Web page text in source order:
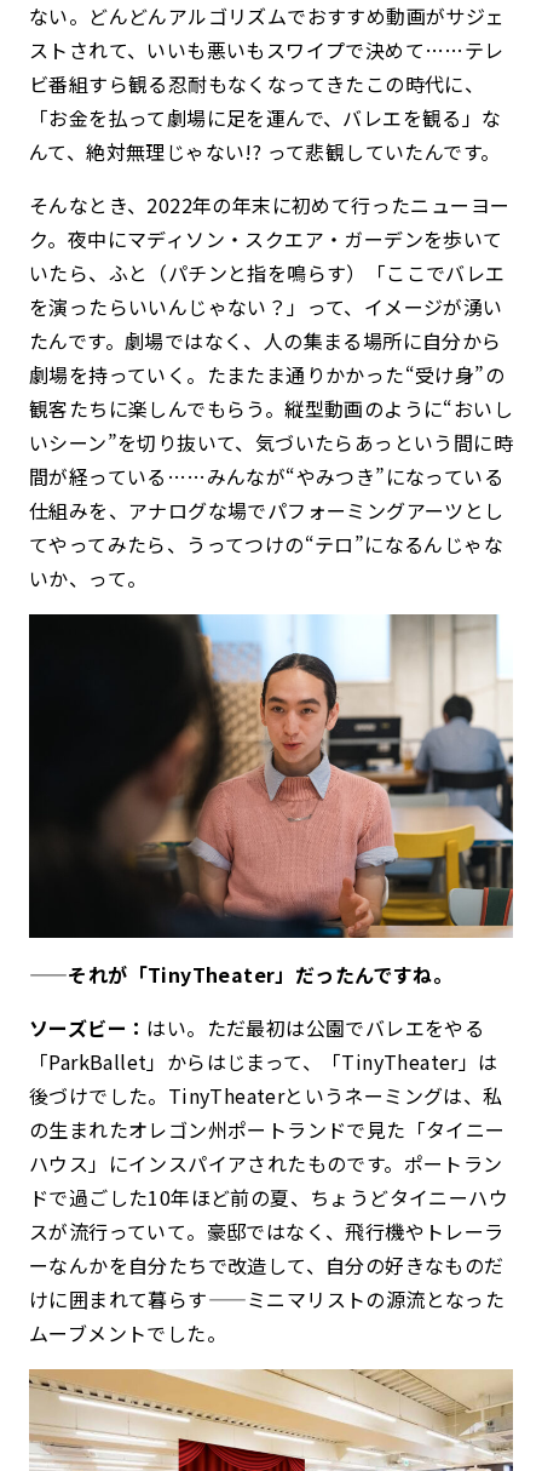
ない。どんどんアルゴリズムでおすすめ動画がサジェ
ストされて、いいも悪いもスワイプで決めて……テレ
ビ番組すら観る忍耐もなくなってきたこの時代に、
「お金を払って劇場に足を運んで、バレエを観る」な
んて、絶対無理じゃない!? って悲観していたんです。
そんなとき、2022年の年末に初めて行ったニューヨー
ク。夜中にマディソン・スクエア・ガーデンを歩いて
いたら、ふと（パチンと指を鳴らす）「ここでバレエ
を演ったらいいんじゃない？」って、イメージが湧い
たんです。劇場ではなく、人の集まる場所に自分から
劇場を持っていく。たまたま通りかかった“受け身”の
観客たちに楽しんでもらう。縦型動画のように“おいし
いシーン”を切り抜いて、気づいたらあっという間に時
間が経っている……みんなが“やみつき”になっている
仕組みを、アナログな場でパフォーミングアーツとし
てやってみたら、うってつけの“テロ”になるんじゃな
いか、って。
——それが「TinyTheater」だったんですね。
ソーズビー： はい。ただ最初は公園でバレエをやる
「ParkBallet」からはじまって、「TinyTheater」は
後づけでした。TinyTheaterというネーミングは、私
の生まれたオレゴン州ポートランドで見た「タイニー
ハウス」にインスパイアされたものです。ポートラン
ドで過ごした10年ほど前の夏、ちょうどタイニーハウ
スが流行っていて。豪邸ではなく、飛行機やトレーラ
ーなんかを自分たちで改造して、自分の好きなものだ
けに囲まれて暮らす——ミニマリストの源流となった
ムーブメントでした。